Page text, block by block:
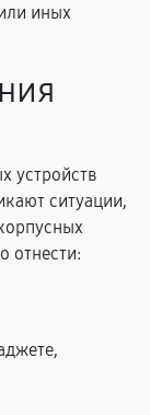
иных
устройств
ситуации,
отнести: